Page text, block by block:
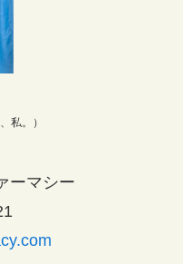
私。）
ーマシー